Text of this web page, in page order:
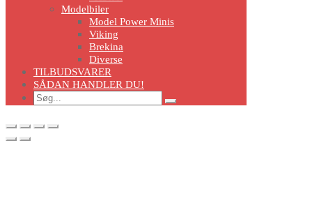
Modelbiler
Model Power Minis
Viking
Brekina
Diverse
TILBUDSVARER
SÅDAN HANDLER DU!
Search